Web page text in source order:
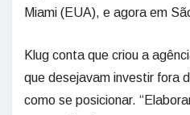
Miami (EUA), e agora em
Klug conta que criou a
que desejavam investir fora
como se posicionar.